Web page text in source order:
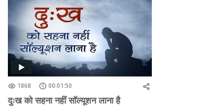
1868 00:01:50
दुःख को सहना नहीं सॉल्यूशन लाना है